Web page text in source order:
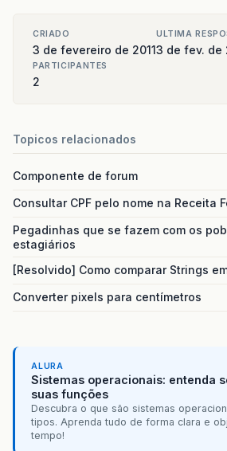
CRIADO
3 de fevereiro de 2011
ULTIMA
3 de fev. de
PARTICIPANTES
2
Topicos relacionados
Componente de forum
Consultar CPF pelo nome na Receita
Pegadinhas que se fazem com os
estagiários
[Resolvido] Como comparar Strings
Converter pixels para centímetros
ALURA
Sistemas operacionais: entenda
suas funções
Descubra o que são sistemas
tipos. Aprenda tudo de forma clara e
tempo!